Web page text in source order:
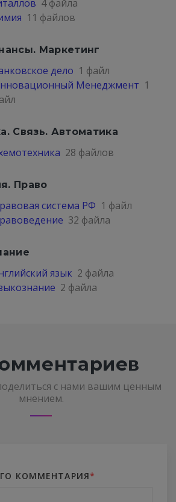
4 файла
11 файлов
Маркетинг
дело 1 файл
Менеджмент 1
Связь. Автоматика
28 файлов
Право
система РФ 1 файл
32 файла
язык 2 файла
2 файла
с нами вашим ценным
мнением.
КОММЕНТАРИЯ*